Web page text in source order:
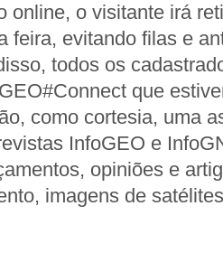
online, o visitante irá
feira, evitando filas e
todos os
que
como cortesia, uma
InfoGEO e
opiniões e
imagens de